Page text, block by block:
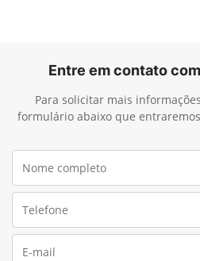
Entre em contato
Para solicitar mais
formulário abaixo que